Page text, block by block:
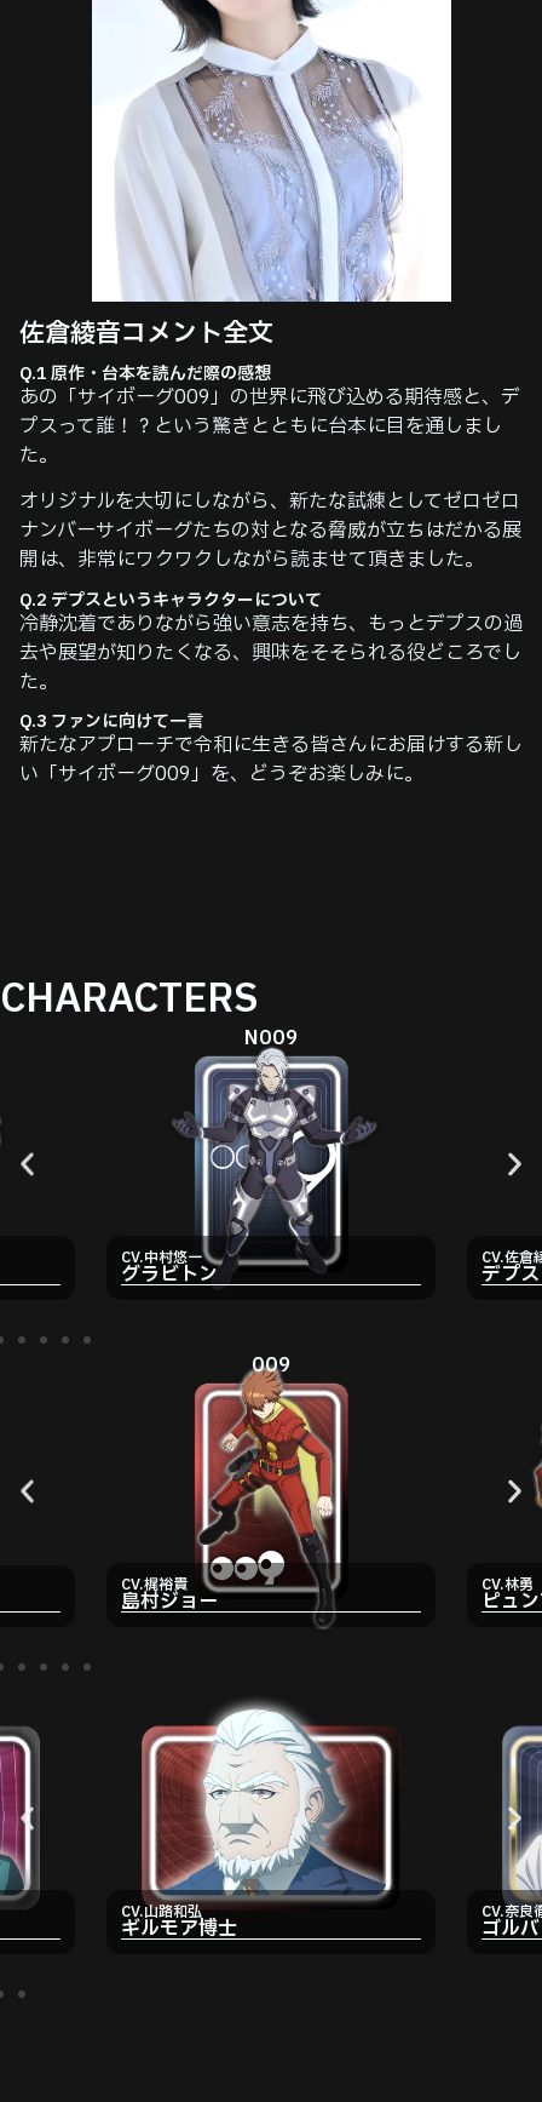
佐倉綾音コメント全⽂
Q.1 原作・台本を読んだ際の感想
あの「サイボーグ009」の世界に飛び込める期待感と、デ
プスって誰！？という驚きとともに台本に目を通しまし
た。
オリジナルを大切にしながら、新たな試練としてゼロゼロ
ナンバーサイボーグたちの対となる脅威が立ちはだかる展
開は、非常にワクワクしながら読ませて頂きました。
Q.2 デプスというキャラクターについて
冷静沈着でありながら強い意志を持ち、もっとデプスの過
去や展望が知りたくなる、興味をそそられる役どころでし
た。
Q.3 ファンに向けて⼀⾔
新たなアプローチで令和に生きる皆さんにお届けする新し
い「サイボーグ009」を、どうぞお楽しみに。
CHARACTERS
N009
CV.中村悠一
グラビトン
CV.佐倉
デプス
009
CV.梶裕貴
島村ジョー
CV.林勇
ピュ
CV.山路和弘
ギルモア博士
CV.奈良
ゴル